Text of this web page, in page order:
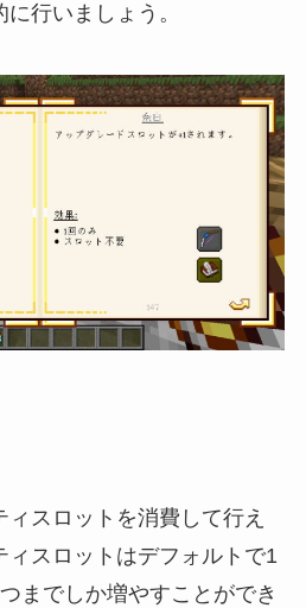
行いましょう。
スロットを消費して行え
ィスロットはデフォルトで1
までしか増やすことができ